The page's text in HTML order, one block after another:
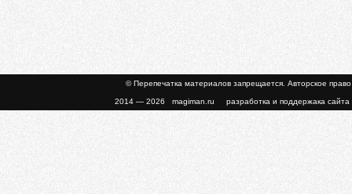
© Перепечатка материалов запрещается. Авторское
2014 — 2026 magiman.ru разработка и поддержака сайта